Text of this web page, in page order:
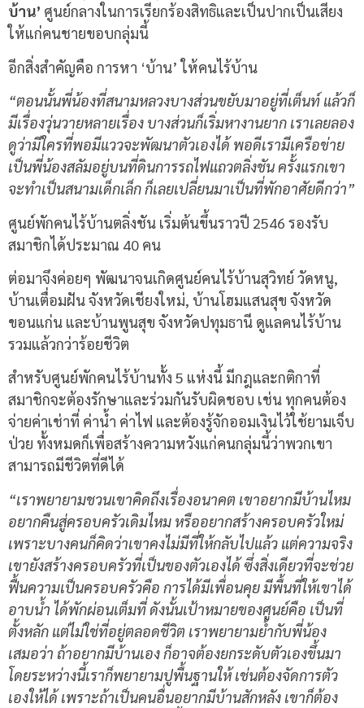
บ้าน’ ศูนย์กลางในการเรียกร้องสิทธิและเป็นปากเป็นเสียง
ให้แก่คนชายขอบกลุ่มนี้
อีกสิ่งสำคัญคือ การหา ‘บ้าน’ ให้คนไร้บ้าน
“ตอนนั้นพี่น้องที่สนามหลวงบางส่วนขยับมาอยู่ที่เต็นท์ แล้วก็
มีเรื่องวุ่นวายหลายเรื่อง บางส่วนก็เริ่มหางานยาก เราเลยลอง
ดูว่ามีใครที่พอมีแววจะพัฒนาตัวเองได้ พอดีเรามีเครือข่าย
เป็นพี่น้องสลัมอยู่บนที่ดินการรถไฟแถวตลิ่งชัน ครั้งแรกเขา
จะทำเป็นสนามเด็กเล็ก ก็เลยเปลี่ยนมาเป็นที่พักอาศัยดีกว่า”
ศูนย์พักคนไร้บ้านตลิ่งชัน เริ่มต้นขึ้นราวปี 2546 รองรับ
สมาชิกได้ประมาณ 40 คน
ต่อมาจึงค่อยๆ พัฒนาจนเกิดศูนย์คนไร้บ้านสุวิทย์ วัดหนู,
บ้านเตื่อมฝัน จังหวัดเชียงใหม่, บ้านโฮมแสนสุข จังหวัด
ขอนแก่น และบ้านพูนสุข จังหวัดปทุมธานี ดูแลคนไร้บ้าน
รวมแล้วกว่าร้อยชีวิต
สำหรับศูนย์พักคนไร้บ้านทั้ง 5 แห่งนี้ มีกฎและกติกาที่
สมาชิกจะต้องรักษาและร่วมกันรับผิดชอบ เช่น ทุกคนต้อง
จ่ายค่าเช่าที่ ค่าน้ำ ค่าไฟ และต้องรู้จักออมเงินไว้ใช้ยามเจ็บ
ป่วย ทั้งหมดก็เพื่อสร้างความหวังแก่คนกลุ่มนี้ว่าพวกเขา
สามารถมีชีวิตที่ดีได้
“เราพยายามชวนเขาคิดถึงเรื่องอนาคต เขาอยากมีบ้านไหม
อยากคืนสู่ครอบครัวเดิมไหม หรืออยากสร้างครอบครัวใหม่
เพราะบางคนก็คิดว่าเขาคงไม่มีที่ให้กลับไปแล้ว แต่ความจริง
เขายังสร้างครอบครัวที่เป็นของตัวเองได้ ซึ่งสิ่งเดียวที่จะช่วย
ฟื้นความเป็นครอบครัวคือ การได้มีเพื่อนคุย มีพื้นที่ให้เขาได้
อาบน้ำ ได้พักผ่อนเต็มที่ ดังนั้นเป้าหมายของศูนย์คือ เป็นที่
ตั้งหลัก แต่ไม่ใช่ที่อยู่ตลอดชีวิต เราพยายามย้ำกับพี่น้อง
เสมอว่า ถ้าอยากมีบ้านเอง ก็อาจต้องยกระดับตัวเองขึ้นมา
โดยระหว่างนี้เราก็พยายามปูพื้นฐานให้ เช่นต้องจัดการตัว
เองให้ได้ เพราะถ้าเป็นคนอื่นอยากมีบ้านสักหลัง เขาก็ต้อง